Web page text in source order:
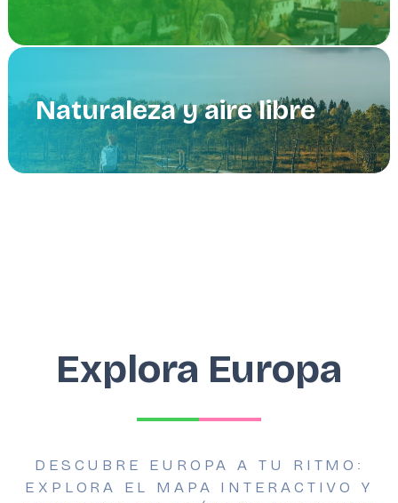
Naturaleza y aire libre
Explora Europa
DESCUBRE EUROPA A TU RITMO:
EXPLORA EL MAPA INTERACTIVO Y